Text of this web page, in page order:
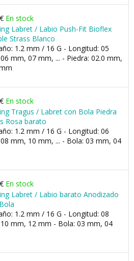
En stock
Labret / Labio Push-Fit Bioflex
Strass Blanco
1.2 mm / 16 G - Longitud: 05
mm, 07 mm, ... - Piedra: 02.0 mm,
En stock
Tragus / Labret con Bola Piedra
Rosa barato
1.2 mm / 16 G - Longitud: 06
mm, 10 mm, ... - Bola: 03 mm, 04
En stock
Labret / Labio barato Anodizado
1.2 mm / 16 G - Longitud: 08
mm, 12 mm - Bola: 03 mm, 04